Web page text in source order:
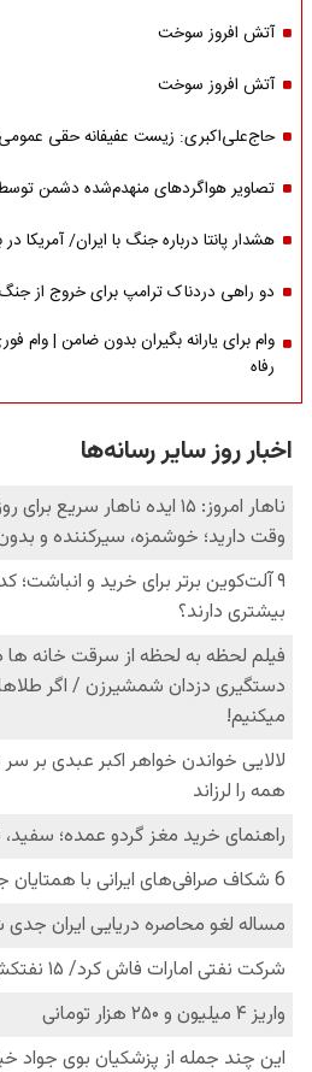
آتش افروز سوخت
آتش افروز سوخت
حاج‌علی‌اکبری: زیست عفیفانه حقی
تصاویر هواگردهای منهدم‌شده دشمن
هشدار پانتا درباره جنگ با ایران/ آمریکا
دو راهی دردناک ترامپ برای خروج از جنگ
رفاه